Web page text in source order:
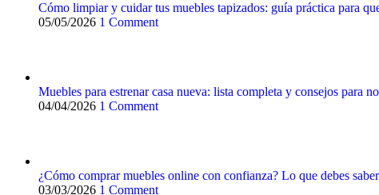
Cómo limpiar y cuidar tus muebles tapizados: guía práctica para
05/05/2026 1 Comment
Muebles para estrenar casa nueva: lista completa y consejos para
04/04/2026 1 Comment
¿Cómo comprar muebles online con confianza? Lo que debes
03/03/2026 1 Comment